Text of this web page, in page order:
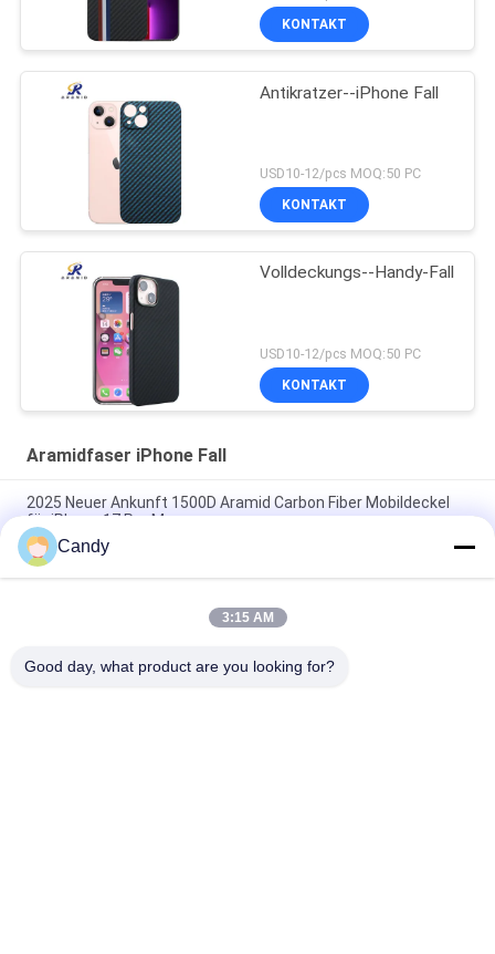
KONTAKT
Antikratzer--iPhone Fall
USD10-12/pcs MOQ:50 PC
KONTAKT
Volldeckungs--Handy-Fall
USD10-12/pcs MOQ:50 PC
KONTAKT
Aramidfaser iPhone Fall
2025 Neuer Ankunft 1500D Aramid Carbon Fiber Mobildeckel
für iPhone 17 Pro Max
Premium Aramid-Carbonfaser Handyhülle mit Metallrahmen
für iPhone 17 Pro Max
Individuelles Mobildeckel aus Aramid-Kohlenstofffaser für
Candy
3:15 AM
Good day, what product are you looking for?